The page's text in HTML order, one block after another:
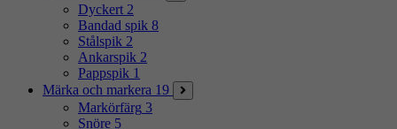
Dyckert 2
Bandad spik 8
Stålspik 2
Ankarspik 2
Pappspik 1
Märka och markera 19
Markörfärg 3
Snöre 5